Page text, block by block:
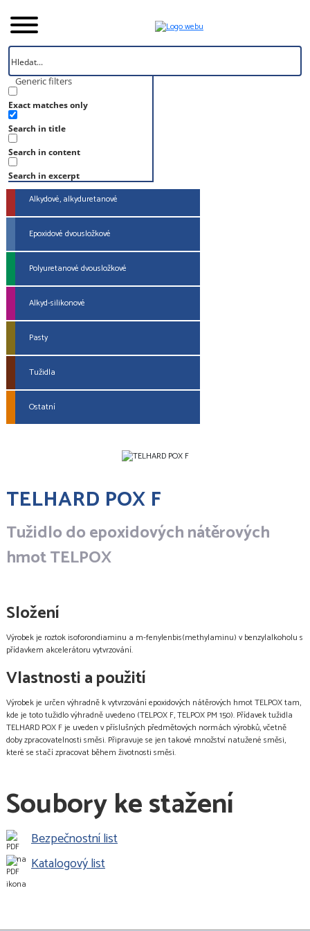
Generic filters
Exact matches only
Search in title
Search in content
Search in excerpt
Úvod
Produkt
TELHARD POX F
Alkydové, alkyduretanové
Epoxidové dvousložkové
Polyuretanové dvousložkové
Alkyd-silikonové
Pasty
Tužidla
Ostatní
TELHARD POX F
Tužidlo do epoxidových nátěrových
hmot TELPOX
Složení
Výrobek je roztok isoforondiaminu a m-fenylenbis(methylaminu) v benzylalkoholu s
přídavkem akcelerátoru vytvrzování.
Vlastnosti a použití
Výrobek je určen výhradně k vytvrzování epoxidových nátěrových hmot TELPOX tam,
kde je toto tužidlo výhradně uvedeno (TELPOX F, TELPOX PM 150). Přídavek tužidla
TELHARD POX F je uveden v příslušných předmětových normách výrobků, včetně
doby zpracovatelnosti směsi. Připravuje se jen takové množství natužené směsi,
které se stačí zpracovat během životnosti směsi.
Soubory ke stažení
Bezpečnostní list
Katalogový list